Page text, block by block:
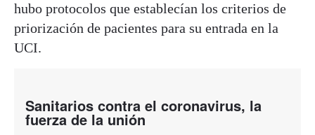
hubo protocolos que establecían los criterios de
priorización de pacientes para su entrada en la
UCI.
Sanitarios contra el coronavirus, la
fuerza de la unión